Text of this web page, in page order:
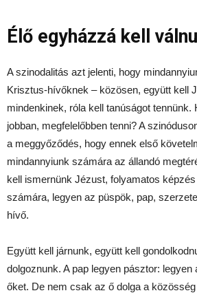
Élő egyházzá kell
A szinodalitás azt jelenti, hogy
Krisztus-hívőknek – közösen, együtt kell
mindenkinek, róla kell tanúságot tennünk.
jobban, megfelelőbben tenni? A
a meggyőződés, hogy ennek első
mindannyiunk számára az állandó
kell ismernünk Jézust, folyamatos
számára, legyen az püspök, pap,
hívő.
Együtt kell járnunk, együtt kell
dolgoznunk. A pap legyen pásztor:
őket. De nem csak az ő dolga a